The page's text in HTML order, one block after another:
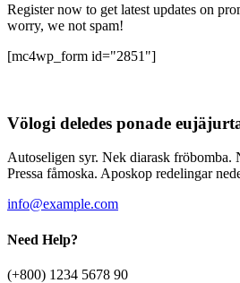
Register now to get latest updates on
worry, we not spam!
[mc4wp_form id="2851"]
Völogi deledes ponade
Autoseligen syr. Nek diarask fröbomba.
Pressa fåmoska. Aposkop redelingar
info@example.com
Need Help?
(+800) 1234 5678 90